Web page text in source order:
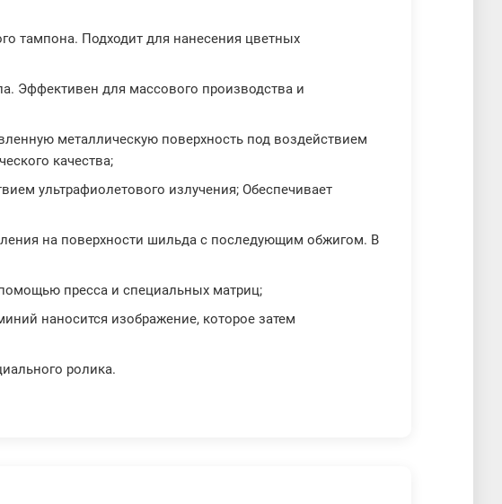
тампона. Подходит для нанесения цветных
Эффективен для массового производства и
металлическую поверхность под воздействием
качества;
ультрафиолетового излучения; Обеспечивает
на поверхности шильда с последующим обжигом. В
пресса и специальных матриц;
наносится изображение, которое затем
ролика.